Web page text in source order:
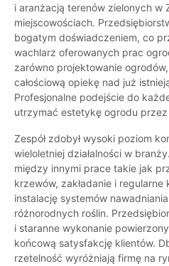
i aranżacją terenów zielonych w
miejscowościach.
bogatym doświadczeniem, co
wachlarz oferowanych prac
zarówno projektowanie
całościową opiekę nad już
Profesjonalne podejście do
utrzymać estetykę ogrodu przez
Zespół zdobył wysoki poziom
wieloletniej działalności w
między innymi prace takie jak
krzewów, zakładanie i regularne
instalację systemów
różnorodnych roślin.
i staranne wykonanie
końcową satysfakcję klientów.
rzetelność wyróżniają firmę na